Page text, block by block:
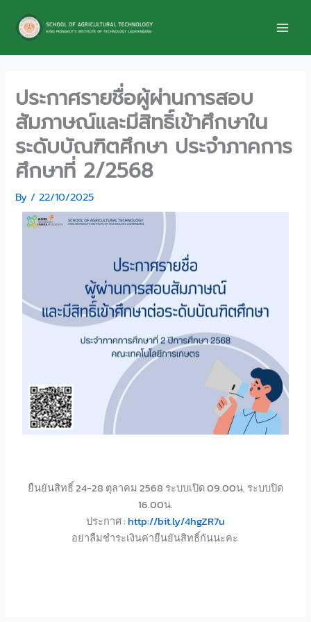
content
ประกาศรายชื่อผู้ผ่านการสอบ
สัมภาษณ์และมีสิทธิ์เข้าศึกษาใน
ระดับบัณฑิตศึกษา ประจำภาคการ
ศึกษาที่ 2/2568
By/22/10/2025
ยืนยันสิทธิ์ 24-28 ตุลาคม 2568 ระบบเปิด 09.00น. ระบบปิด
16.00น.
ประกาศ : http://bit.ly/4hgZR7u
อย่าลืมชำระเงินค่ายืนยันสิทธิ์กันนะคะ